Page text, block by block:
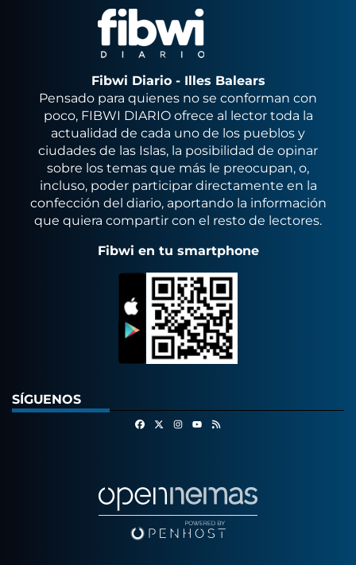
Fibwi Diario - Illes Balears
Pensado para quienes no se conforman con
poco, FIBWI DIARIO ofrece al lector toda la
actualidad de cada uno de los pueblos y
ciudades de las Islas, la posibilidad de opinar
sobre los temas que más le preocupan, o,
incluso, poder participar directamente en la
confección del diario, aportando la información
que quiera compartir con el resto de lectores.
Fibwi en tu smartphone
SÍGUENOS
FacebookInstagram